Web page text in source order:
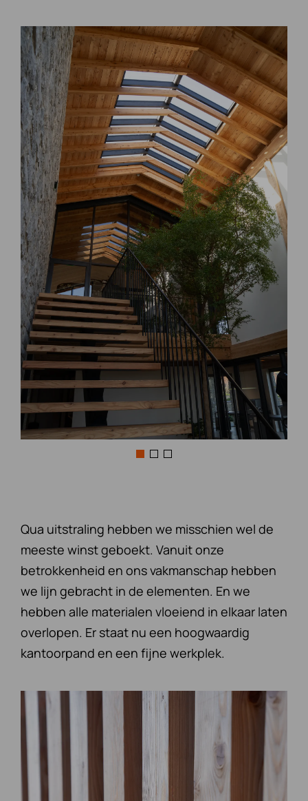
Qua uitstraling hebben we misschien wel de
meeste winst geboekt. Vanuit onze
betrokkenheid en ons vakmanschap hebben
we lijn gebracht in de elementen. En we
hebben alle materialen vloeiend in elkaar laten
overlopen. Er staat nu een hoogwaardig
kantoorpand en een fijne werkplek.